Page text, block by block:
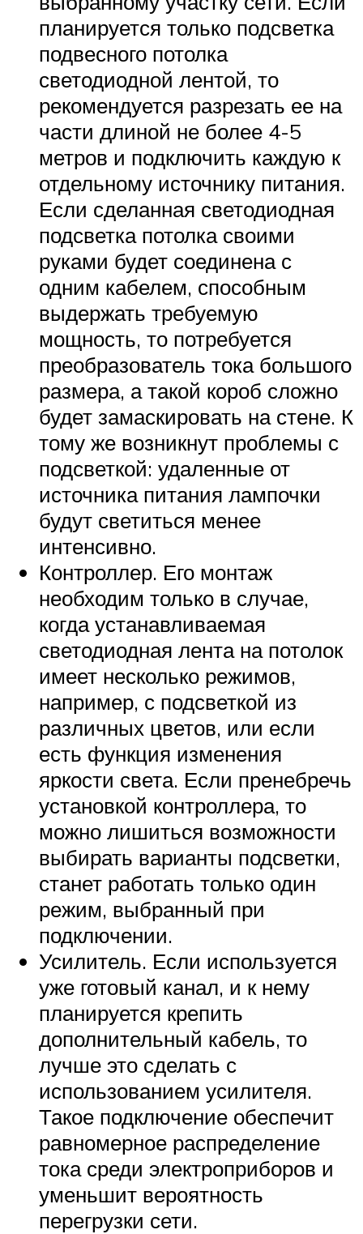
планируется только подсветка
подвесного потолка
светодиодной лентой, то
рекомендуется разрезать ее на
части длиной не более 4-5
метров и подключить каждую к
отдельному источнику питания.
Если сделанная светодиодная
подсветка потолка своими
руками будет соединена с
одним кабелем, способным
выдержать требуемую
мощность, то потребуется
преобразователь тока большого
размера, а такой короб сложно
будет замаскировать на стене. К
тому же возникнут проблемы с
подсветкой: удаленные от
источника питания лампочки
будут светиться менее
интенсивно.
Контроллер. Его монтаж
необходим только в случае,
когда устанавливаемая
светодиодная лента на потолок
имеет несколько режимов,
например, с подсветкой из
различных цветов, или если
есть функция изменения
яркости света. Если пренебречь
установкой контроллера, то
можно лишиться возможности
выбирать варианты подсветки,
станет работать только один
режим, выбранный при
подключении.
Усилитель. Если используется
уже готовый канал, и к нему
планируется крепить
дополнительный кабель, то
лучше это сделать с
использованием усилителя.
Такое подключение обеспечит
равномерное распределение
тока среди электроприборов и
уменьшит вероятность
перегрузки сети.